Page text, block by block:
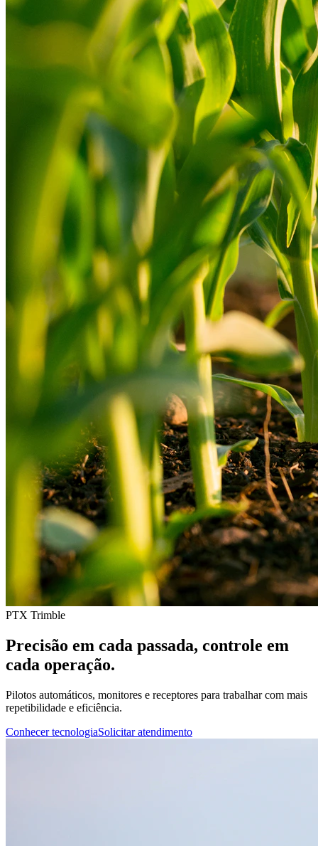
PTX Trimble
Precisão em cada passada, controle em
cada operação.
Pilotos automáticos, monitores e receptores para trabalhar com mais
repetibilidade e eficiência.
Conhecer tecnologiaSolicitar atendimento